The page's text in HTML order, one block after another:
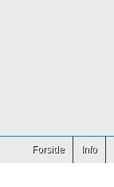
Forside Info